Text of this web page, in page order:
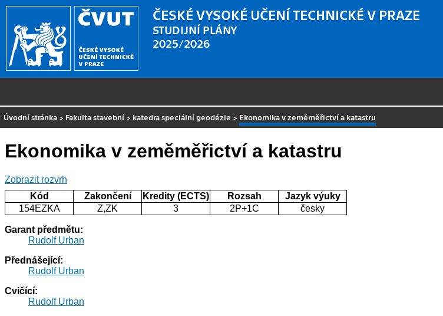
ČESKÉ VYSOKÉ UČENÍ TECHNICKÉ V PRAZE
STUDIJNÍ PLÁNY
2025/2026
Úvodní stránka > Fakulta stavební > katedra speciální geodézie > Ekonomika v zeměměřictví a katastru
Ekonomika v zeměměřictví a katastru
Zobrazit rozvrh
Kód
Zakončení Kredity (ECTS) Rozsah
Jazyk výuky
154EZKA
Z,ZK 3 2P+1C česky
Garant předmětu:
Rudolf Urban
Přednášející:
Rudolf Urban
Cvičící:
Rudolf Urban